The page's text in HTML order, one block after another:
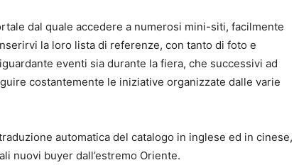
dal quale accedere a numerosi mini-siti, facilmente
la loro lista di referenze, con tanto di foto e
eventi sia durante la fiera, che successivi ad
costantemente le iniziative organizzate dalle varie
automatica del catalogo in inglese ed in cinese,
nuovi buyer dall’estremo Oriente.